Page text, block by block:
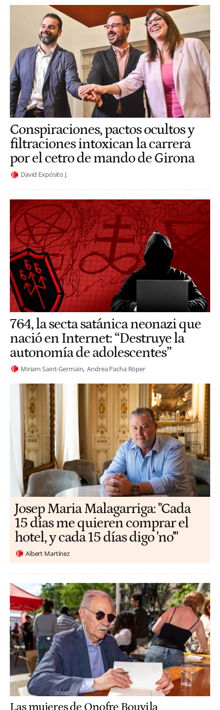
Conspiraciones, pactos ocultos y
filtraciones intoxican la carrera
por el cetro de mando de Girona
David Expósito J.
764, la secta satánica neonazi que
nació en Internet: “Destruye la
autonomía de adolescentes”
Miriam Saint-Germain Andrea Pacha Röper
​​Josep Maria Malagarriga: "Cada
15 días me quieren comprar el
hotel, y cada 15 días digo 'no'"
Albert Martínez
Las mujeres de Onofre Bouvila